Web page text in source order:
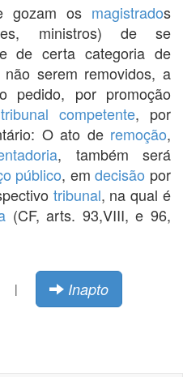
gozam os magistrados
es, ministros) de se
de certa categoria de
serem removidos, a
pedido, por promoção
tribunal competente, por
O ato de remoção,
, também será
público, emdecisão por
tribunal, na qual é
(CF, arts. 93,VIII, e 96,
| Inapto